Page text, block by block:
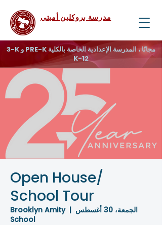
مدرسة بروكلين أميتي
3-K و PRE-K مجانًا ، المدرسة الإعدادية الخاصة بالكلية
K-12
Open House/
School Tour
الجمعة، 30 أغسطس
  |
Brooklyn Amity
School